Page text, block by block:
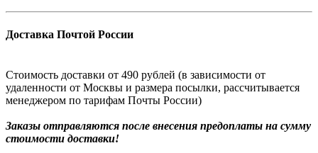
Доставка Почтой России
Стоимость доставки от 490 рублей (в зависимости от
удаленности от Москвы и размера посылки, рассчитывается
менеджером по тарифам Почты России)
Заказы отправляются после внесения предоплаты на сумму
стоимости доставки!